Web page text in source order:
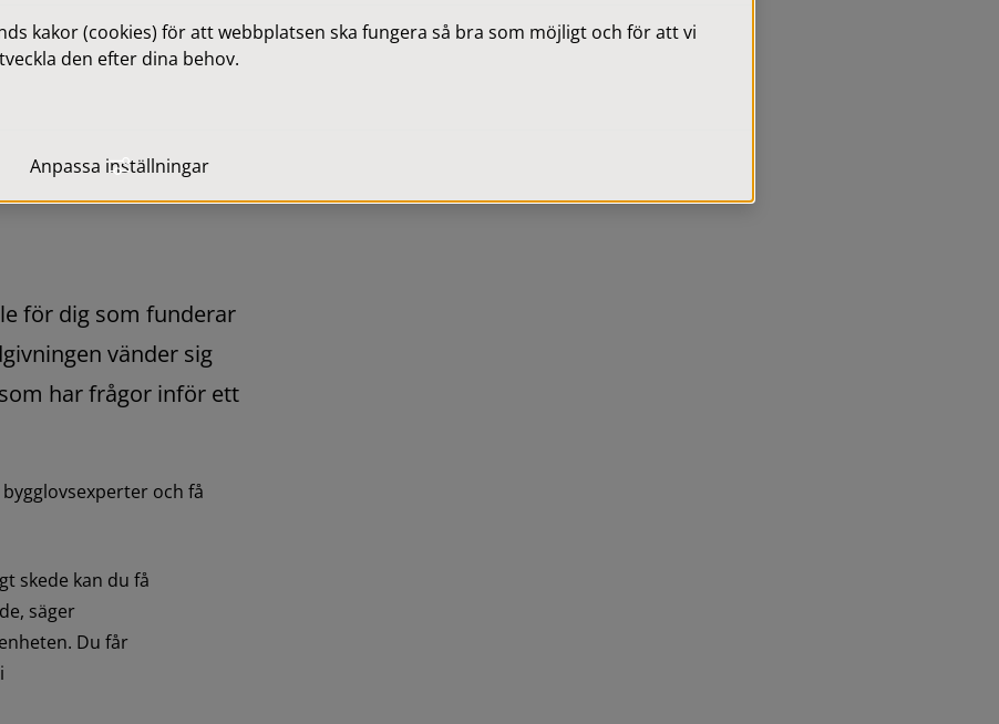
Kom
för dig som funderar
vänder sig
har frågor inför ett
och få
skede kan du få
säger
Du får
kakor (cookies) för att webbplatsen ska fungera så bra som möjligt och för att vi
den efter dina behov.
Anpassa inställningar